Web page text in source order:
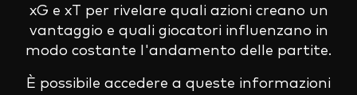
xG e xT per rivelare quali azioni creano un
vantaggio e quali giocatori influenzano in
modo costante l'andamento delle partite.
È possibile accedere a queste informazioni